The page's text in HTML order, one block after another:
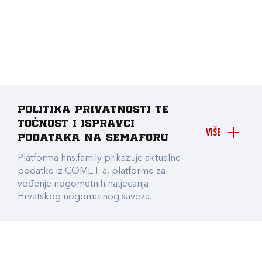
VIŠE
Politika privatnosti te
točnost i ispravci
podataka na Semaforu
Platforma hns.family prikazuje aktualne
podatke iz COMET-a, platforme za
vođenje nogometnih natjecanja
Hrvatskog nogometnog saveza.